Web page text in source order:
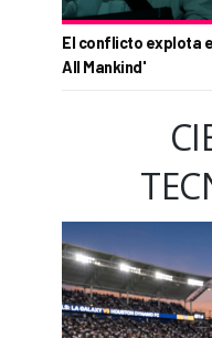
El conflicto explota
All Mankind'